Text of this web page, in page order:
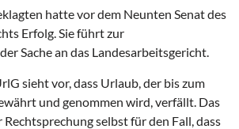
hatte vor dem Neunten Senat des
Erfolg. Sie führt zur
Sache an das Landesarbeitsgericht.
sieht vor, dass Urlaub, der bis zum
und genommen wird, verfällt. Das
selbst für den Fall, dass